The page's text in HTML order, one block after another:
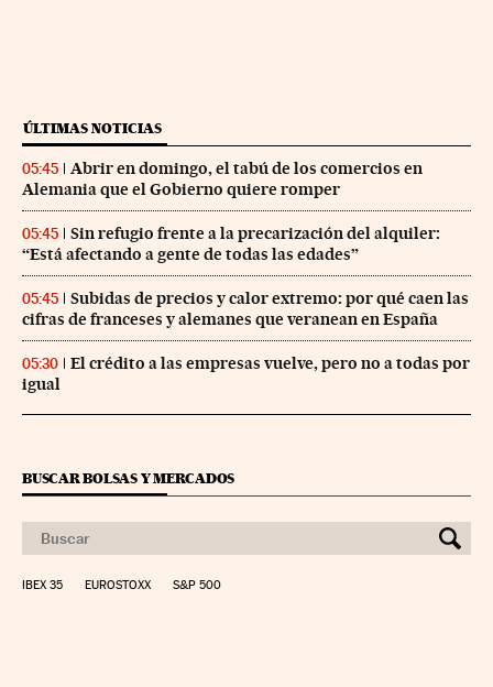
ÚLTIMAS NOTICIAS
05:45
Abrir en domingo, el tabú de los comercios en
Alemania que el Gobierno quiere romper
05:45
Sin refugio frente a la precarización del alquiler:
“Está afectando a gente de todas las edades”
05:45
Subidas de precios y calor extremo: por qué caen las
cifras de franceses y alemanes que veranean en España
05:30
El crédito a las empresas vuelve, pero no a todas por
igual
BUSCAR BOLSAS Y MERCADOS
IBEX 35 EUROSTOXX S&P 500